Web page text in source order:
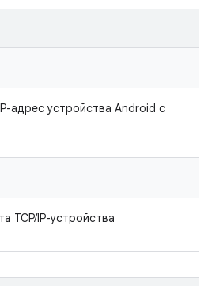
адрес устройства Android с
TCP/IP-устройства